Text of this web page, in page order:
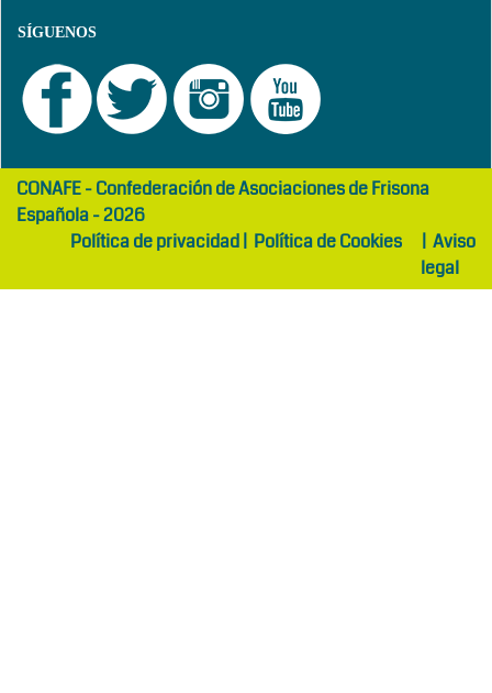
SÍGUENOS
girls
abaya
maltepe
otelCONAFE - Confederación de Asociaciones de Frisona
Española - 2026
Política de privacidad| Política de Cookies | Aviso
legal